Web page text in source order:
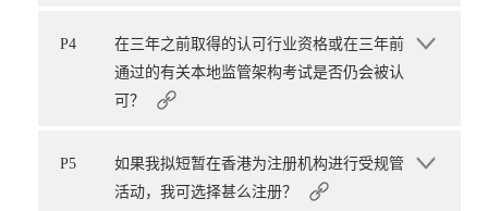
P4
在三年之前取得的认可行业资格或在三年前
通过的有关本地监管架构考试是否仍会被认
可？
P5
如果我拟短暂在香港为注册机构进行受规管
活动，我可选择甚么注册？